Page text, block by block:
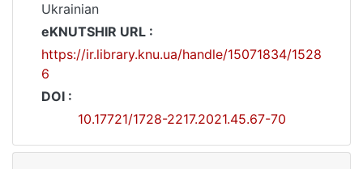
Ukrainian
eKNUTSHIR URL :
https://ir.library.knu.ua/handle/15071834/1528
6
DOI :
10.17721/1728-2217.2021.45.67-70